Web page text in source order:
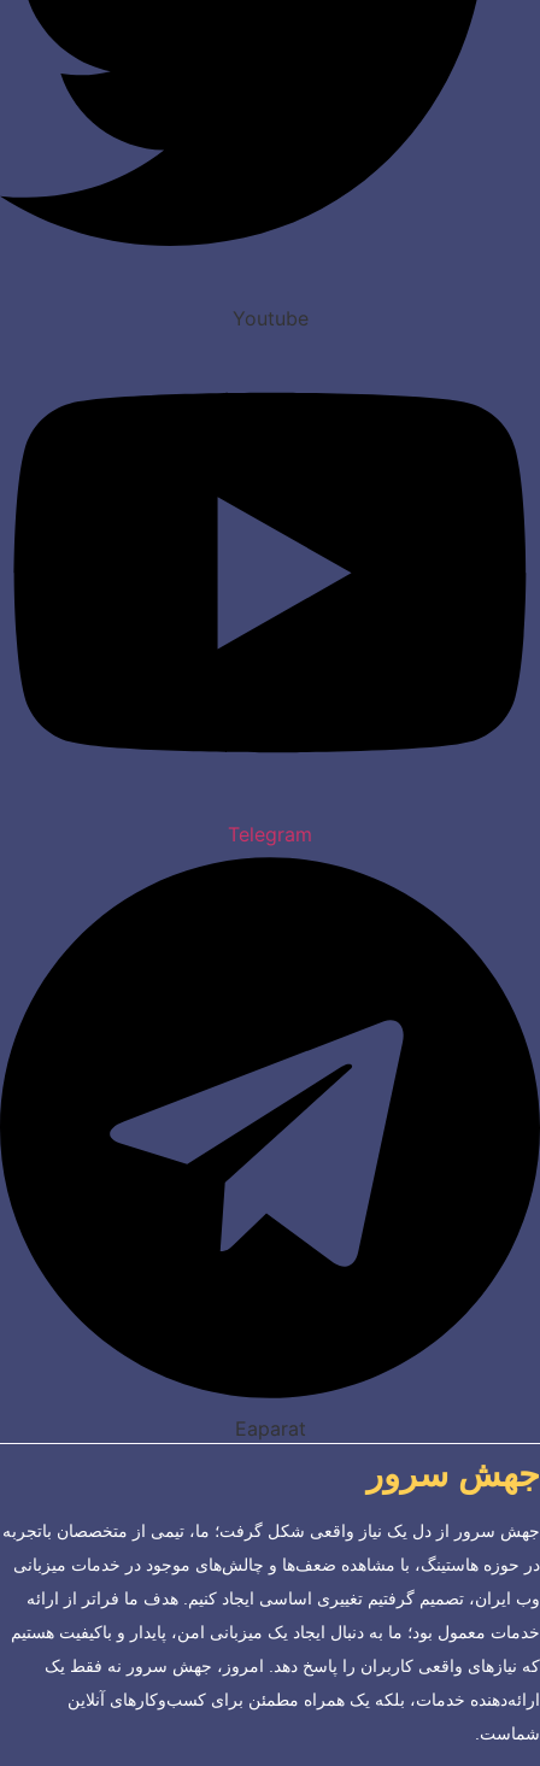
Youtube
Telegram
Eaparat
جهش سرور
جهش سرور از دل یک نیاز واقعی شکل گرفت؛ ما، تیمی از متخصصان باتجربه
در حوزه هاستینگ، با مشاهده ضعف‌ها و چالش‌های موجود در خدمات میزبانی
وب ایران، تصمیم گرفتیم تغییری اساسی ایجاد کنیم. هدف ما فراتر از ارائه
خدمات معمول بود؛ ما به دنبال ایجاد یک میزبانی امن، پایدار و باکیفیت هستیم
که نیازهای واقعی کاربران را پاسخ دهد. امروز، جهش سرور نه فقط یک
ارائه‌دهنده خدمات، بلکه یک همراه مطمئن برای کسب‌وکارهای آنلاین
شماست.